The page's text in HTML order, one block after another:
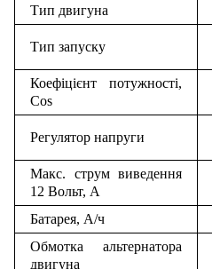
Тип двигуна
Тип запуску
Коефіцієнт потужності,
Cos
Регулятор напруги
Макс. струм виведення
12 Вольт, А
Батарея, А/ч
Обмотка альтернатора
двигуна